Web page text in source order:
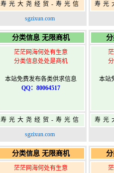
寿光大尧经贸-寿光信
息网-免费信息发布网-
sgzixun.com
寿光
分类信息 无限商机
茫茫网海何处有生意
分类信息处处是商机
本站免费发布各类供求信息
QQ：80064517
寿光大尧经贸-寿光信
息网-免费信息发布网-
sgzixun.com
本站
寿光
分类信息 无限商机
茫茫网海何处有生意